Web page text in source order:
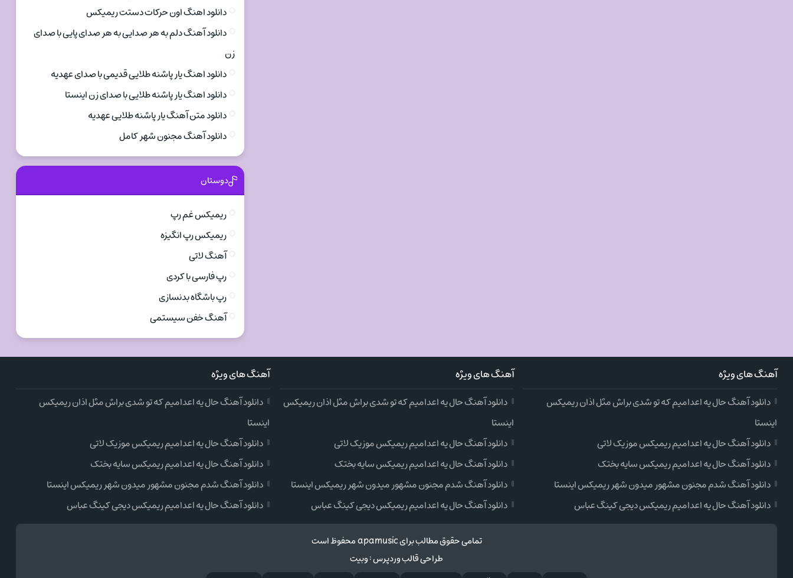
دانلود اهنگ اون حرکات دستت ریمیکس
دانلود آهنگ دلم به هر صدایی به هر صدای پایی با صدای
زن
دانلود اهنگ یار پاشنه طلایی قدیمی با صدای عهدیه
دانلود اهنگ یار پاشنه طلایی با صدای زن اینستا
دانلود متن آهنگ یار پاشنه طلایی عهدیه
دانلود آهنگ مجنون شهر کامل
دوستان
ریمیکس غم رپ
ریمیکس رپ انگیزه
آهنگ لاتی
رپ فارسی با کردی
رپ باشگاه بدنسازی
آهنگ خفن سیستمی
آهنگ های ویژه
دانلود آهنگ حال یه اعدامیم که تو شدی براش مثل اذان ریمیکس
اینستا
دانلود آهنگ حال یه اعدامیم ریمیکس موزیک لاتی
دانلود آهنگ حال یه اعدامیم ریمیکس سایه بختک
دانلود آهنگ شدم مجنون مشهور میدون شهر ریمیکس اینستا
دانلود آهنگ حال یه اعدامیم ریمیکس دیجی کینگ عباس
آهنگ های ویژه
دانلود آهنگ حال یه اعدامیم که تو شدی براش مثل اذان ریمیکس
اینستا
دانلود آهنگ حال یه اعدامیم ریمیکس موزیک لاتی
دانلود آهنگ حال یه اعدامیم ریمیکس سایه بختک
دانلود آهنگ شدم مجنون مشهور میدون شهر ریمیکس اینستا
دانلود آهنگ حال یه اعدامیم ریمیکس دیجی کینگ عباس
آهنگ های ویژه
دانلود آهنگ حال یه اعدامیم که تو شدی براش مثل اذان ریمیکس
اینستا
دانلود آهنگ حال یه اعدامیم ریمیکس موزیک لاتی
دانلود آهنگ حال یه اعدامیم ریمیکس سایه بختک
دانلود آهنگ شدم مجنون مشهور میدون شهر ریمیکس اینستا
دانلود آهنگ حال یه اعدامیم ریمیکس دیجی کینگ عباس
تمامی حقوق مطالب برای apamusic محفوظ است
طراحی قالب وردپرس:وبیت